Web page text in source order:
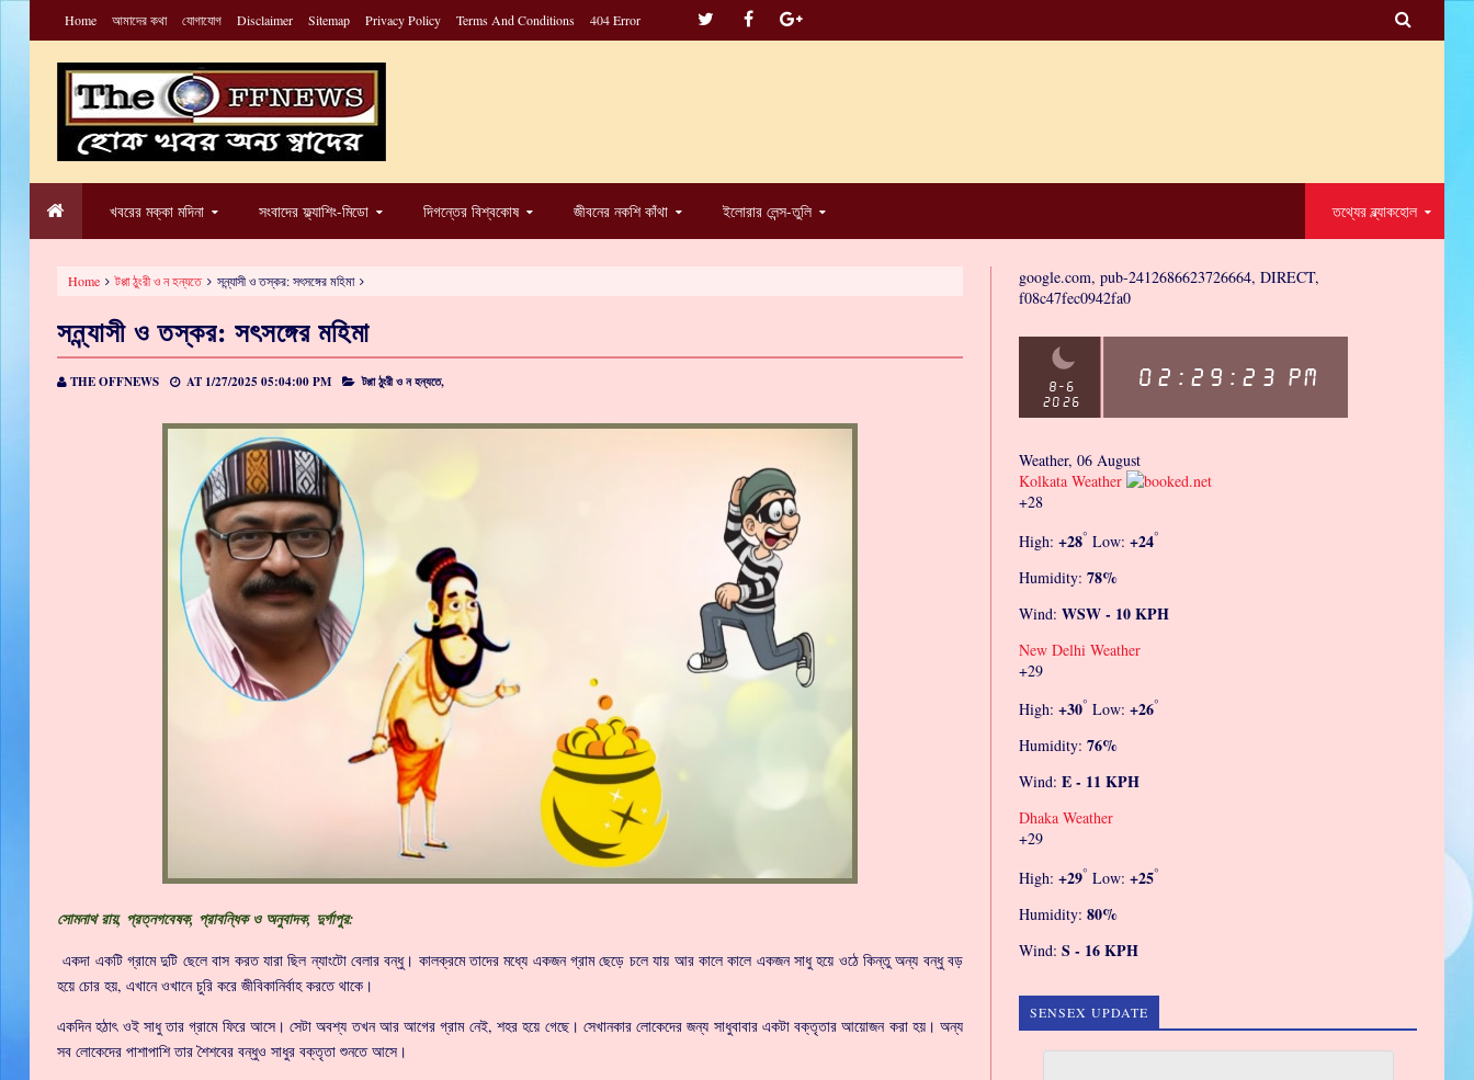
Home আমাদের কথা যোগাযোগ Disclaimer Sitemap Privacy Policy Terms And Conditions 404 Error 
খবরের মক্কা মদিনা সংবাদের ফ্ল্যাশিং-মিডো দিগন্তের বিশ্বকোষ জীবনের নকশি কাঁথা ইলোরার লেন্স-তুলি তথ্যের ব্ল্যাকহোল
Home টপ্পা ঠুংরী ও ন হন্যতে সন্ন্যাসী ও তস্কর: সৎসঙ্গের মহিমা
সন্ন্যাসী ও তস্কর: সৎসঙ্গের মহিমা
THE OFFNEWS AT 1/27/2025 05:04:00 PM টপ্পা ঠুংরী ও ন হন্যতে,
সোমনাথ রায়, প্রত্নগবেষক, প্রাবন্ধিক ও অনুবাদক, দুর্গাপুর:
একদা একটি গ্রামে দুটি ছেলে বাস করত যারা ছিল ন্যাংটো বেলার বন্ধু। কালক্রমে তাদের মধ্যে একজন গ্রাম ছেড়ে চলে যায় আর কালে কালে একজন সাধু হয়ে ওঠে কিন্তু অন্য বন্ধু বড়
হয়ে চোর হয়, এখানে ওখানে চুরি করে জীবিকানির্বাহ করতে থাকে।
একদিন হঠাৎ ওই সাধু তার গ্রামে ফিরে আসে। সেটা অবশ্য তখন আর আগের গ্রাম নেই, শহর হয়ে গেছে। সেখানকার লোকেদের জন্য সাধুবাবার একটা বক্তৃতার আয়োজন করা হয়। অন্য
সব লোকেদের পাশাপাশি তার শৈশবের বন্ধুও সাধুর বক্তৃতা শুনতে আসে।
google.com, pub-2412686623726664, DIRECT,
f08c47fec0942fa0
Weather, 06 August
Kolkata Weather
+28
High:+28° Low:+24°
Humidity:78%
Wind:WSW - 10 KPH
New Delhi Weather
+29
High:+30° Low:+26°
Humidity:76%
Wind:E - 11 KPH
Dhaka Weather
+29
High:+29° Low:+25°
Humidity:80%
Wind:S - 16 KPH
SENSEX UPDATE